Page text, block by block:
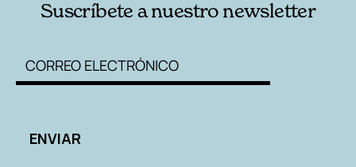
Suscríbete a nuestro newsletter